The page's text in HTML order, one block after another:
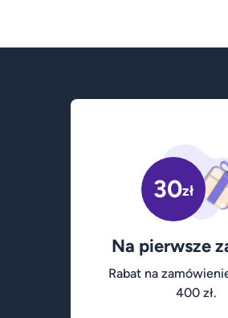
30zł
Na pierwsze
Rabat na
400 zł.